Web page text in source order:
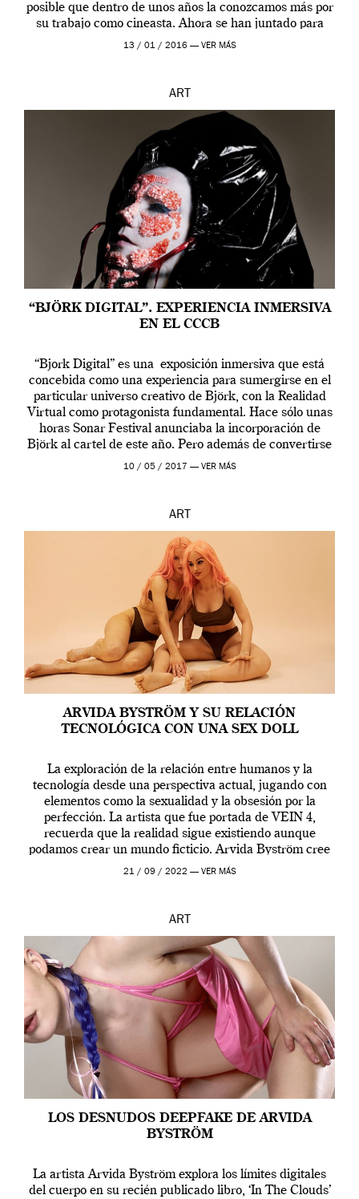
posible que dentro de unos años la conozcamos más por
su trabajo como cineasta. Ahora se han juntado para
contarnos una […]
13 / 01 / 2016 — VER MÁS
ART
“BJÖRK DIGITAL”. EXPERIENCIA INMERSIVA
EN EL CCCB
“Bjork Digital” es una exposición inmersiva que está
concebida como una experiencia para sumergirse en el
particular universo creativo de Björk, con la Realidad
Virtual como protagonista fundamental. Hace sólo unas
horas Sonar Festival anunciaba la incorporación de
Björk al cartel de este año. Pero además de convertirse
en una de las actuaciones más relevantes […]
10 / 05 / 2017 — VER MÁS
ART
ARVIDA BYSTRÖM Y SU RELACIÓN
TECNOLÓGICA CON UNA SEX DOLL
La exploración de la relación entre humanos y la
tecnología desde una perspectiva actual, jugando con
elementos como la sexualidad y la obsesión por la
perfección. La artista que fue portada de VEIN 4,
recuerda que la realidad sigue existiendo aunque
podamos crear un mundo ficticio. Arvida Byström cree
que los humanos tienen un complejo […]
21 / 09 / 2022 — VER MÁS
ART
LOS DESNUDOS DEEPFAKE DE ARVIDA
BYSTRÖM
La artista Arvida Byström explora los límites digitales
del cuerpo en su recién publicado libro, ‘In The Clouds’